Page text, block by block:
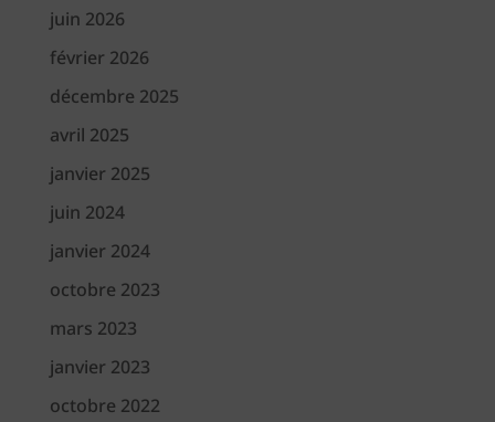
juin 2026
février 2026
décembre 2025
avril 2025
janvier 2025
juin 2024
janvier 2024
octobre 2023
mars 2023
janvier 2023
octobre 2022